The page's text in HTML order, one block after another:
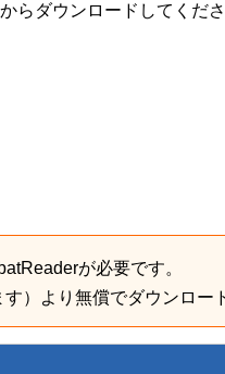
らダウンロードしてくださ
が必要です。
）より無償でダウンロー